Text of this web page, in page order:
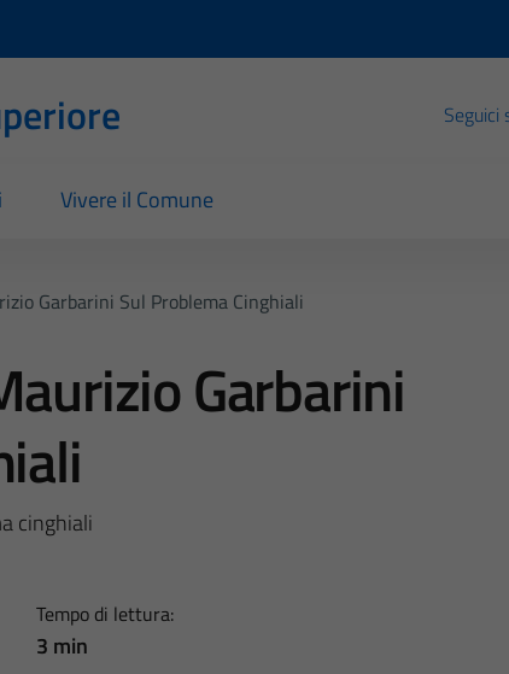
Seguici
Vivere il Comune
Garbarini Sul Problema Cinghiali
Garbarini
cinghiali
Tempo di lettura:
3 min